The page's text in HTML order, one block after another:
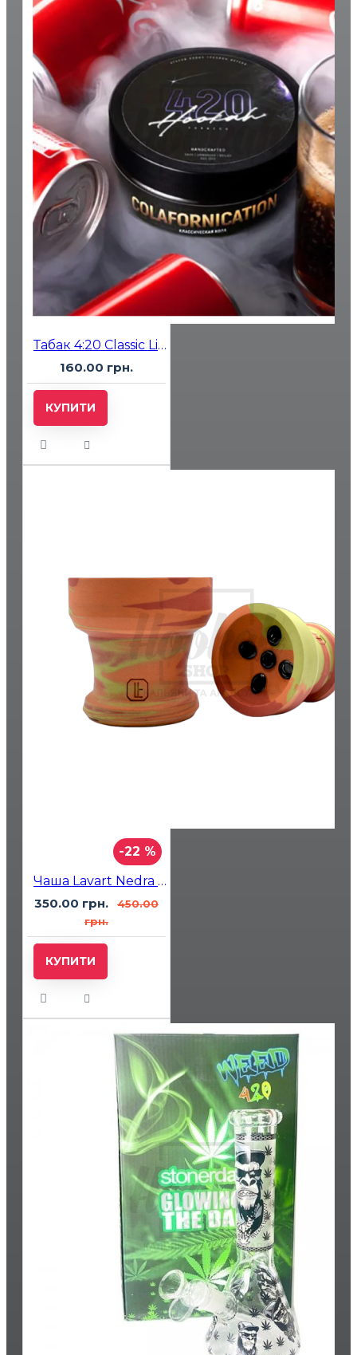
Табак 4:20 Classic Line Colafornication (Кола Ваниль) 40гр
160.00 грн.
КУПИТИ
-22 %
Чаша Lavart Nedra Sunset
350.00 грн.
450.00
грн.
КУПИТИ